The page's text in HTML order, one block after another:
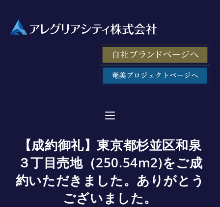
【成約御礼】東京都杉並区和泉
３丁目売地（250.54m2)をご成
約いただきました。ありがとう
ございました。